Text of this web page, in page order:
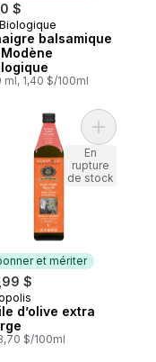
$
et mériter
balsamique
ml, 1,40 $/100ml
noix de coco vierge
et mériter
$
et mériter
d’olive extra
$/100ml
Ajouter
En
rupture
de stock